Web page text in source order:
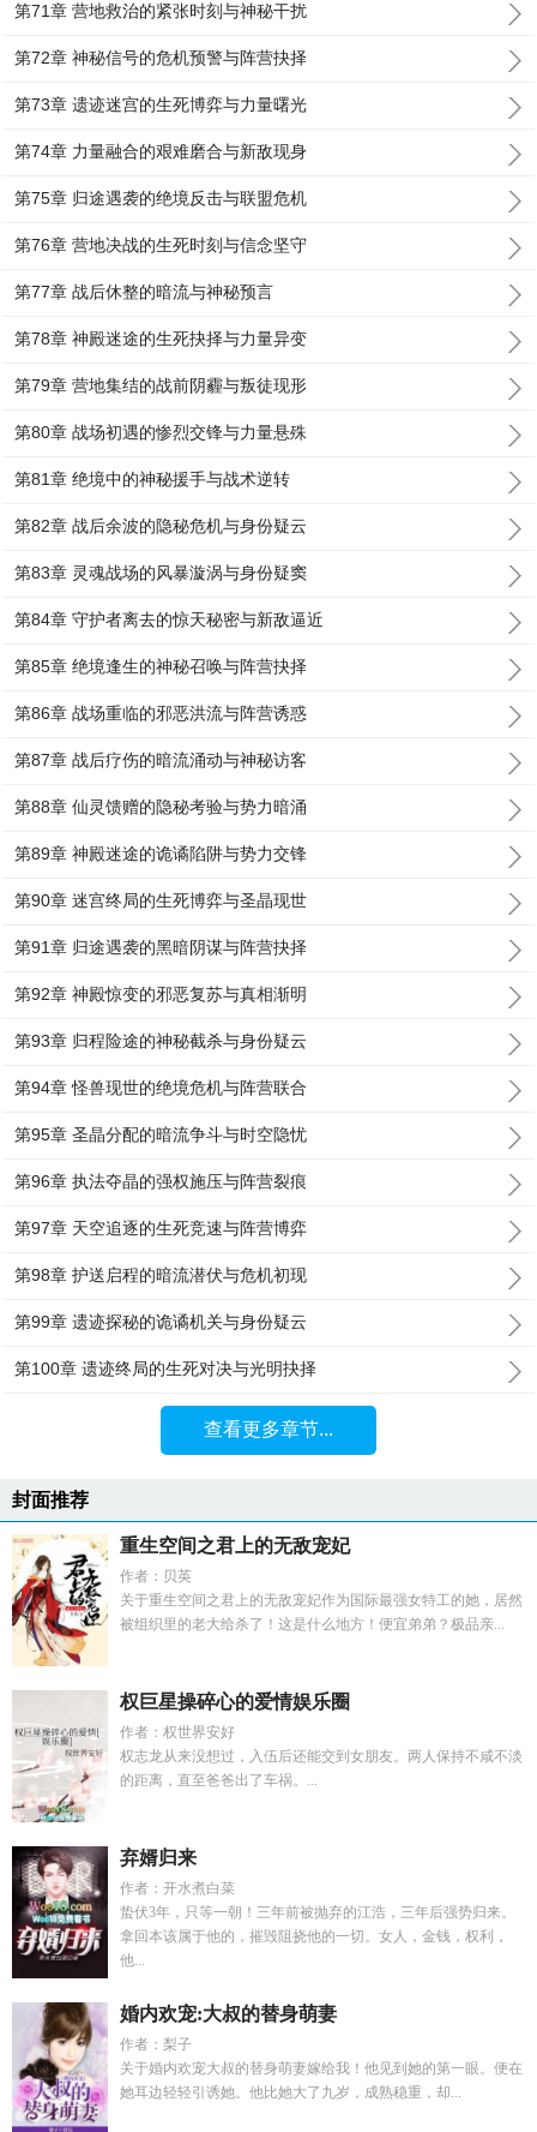
第71章 营地救治的紧张时刻与神秘干扰
第72章 神秘信号的危机预警与阵营抉择
第73章 遗迹迷宫的生死博弈与力量曙光
第74章 力量融合的艰难磨合与新敌现身
第75章 归途遇袭的绝境反击与联盟危机
第76章 营地决战的生死时刻与信念坚守
第77章 战后休整的暗流与神秘预言
第78章 神殿迷途的生死抉择与力量异变
第79章 营地集结的战前阴霾与叛徒现形
第80章 战场初遇的惨烈交锋与力量悬殊
第81章 绝境中的神秘援手与战术逆转
第82章 战后余波的隐秘危机与身份疑云
第83章 灵魂战场的风暴漩涡与身份疑窦
第84章 守护者离去的惊天秘密与新敌逼近
第85章 绝境逢生的神秘召唤与阵营抉择
第86章 战场重临的邪恶洪流与阵营诱惑
第87章 战后疗伤的暗流涌动与神秘访客
第88章 仙灵馈赠的隐秘考验与势力暗涌
第89章 神殿迷途的诡谲陷阱与势力交锋
第90章 迷宫终局的生死博弈与圣晶现世
第91章 归途遇袭的黑暗阴谋与阵营抉择
第92章 神殿惊变的邪恶复苏与真相渐明
第93章 归程险途的神秘截杀与身份疑云
第94章 怪兽现世的绝境危机与阵营联合
第95章 圣晶分配的暗流争斗与时空隐忧
第96章 执法夺晶的强权施压与阵营裂痕
第97章 天空追逐的生死竞速与阵营博弈
第98章 护送启程的暗流潜伏与危机初现
第99章 遗迹探秘的诡谲机关与身份疑云
第100章 遗迹终局的生死对决与光明抉择
查看更多章节...
封面推荐
重生空间之君上的无敌宠妃
作者：贝英
关于重生空间之君上的无敌宠妃作为国际最强女特工的她，居然
被组织里的老大给杀了！这是什么地方！便宜弟弟？极品亲...
权巨星操碎心的爱情娱乐圈
作者：权世界安好
权志龙从来没想过，入伍后还能交到女朋友。两人保持不咸不淡
的距离，直至爸爸出了车祸。...
弃婿归来
作者：开水煮白菜
蛰伏3年，只等一朝！三年前被抛弃的江浩，三年后强势归来。
拿回本该属于他的，摧毁阻挠他的一切。女人，金钱，权利，
他...
婚内欢宠:大叔的替身萌妻
作者：梨子
关于婚内欢宠大叔的替身萌妻嫁给我！他见到她的第一眼。便在
她耳边轻轻引诱她。他比她大了九岁，成熟稳重，却...